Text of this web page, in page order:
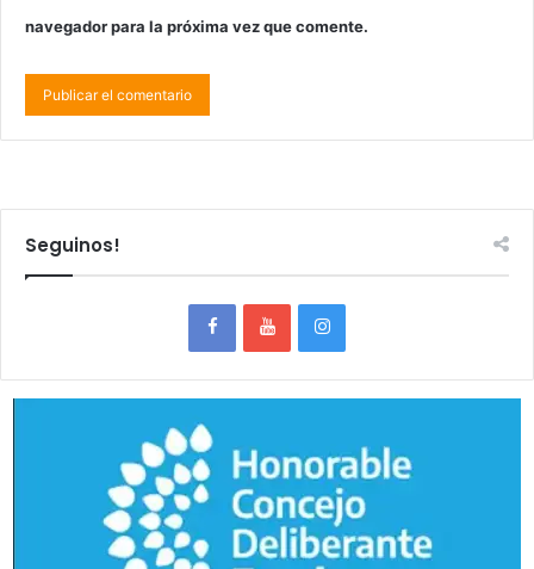
navegador para la próxima vez que comente.
Seguinos!